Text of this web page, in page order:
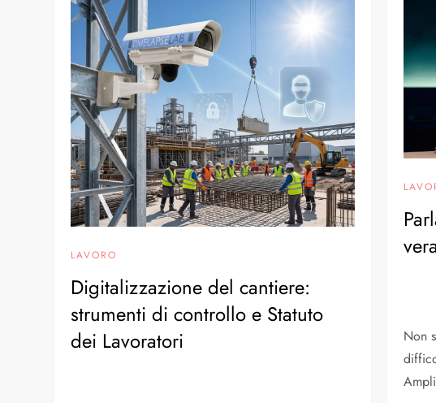
LAVORO
Digitalizzazione del cantiere:
strumenti di controllo e Statuto
dei Lavoratori
Non